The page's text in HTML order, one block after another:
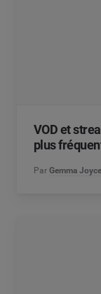
VOD et
plus
Par Gemma Joyce